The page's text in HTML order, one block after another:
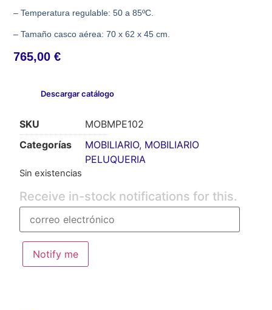
– Temperatura regulable: 50 a 85ºC.
– Tamaño casco aérea: 70 x 62 x 45 cm.
765,00€
Descargar catálogo
SKU
MOBMPE102
Categorías
MOBILIARIO, MOBILIARIO
PELUQUERIA
Sin existencias
Receive in-stock notifications for this.
Notify me